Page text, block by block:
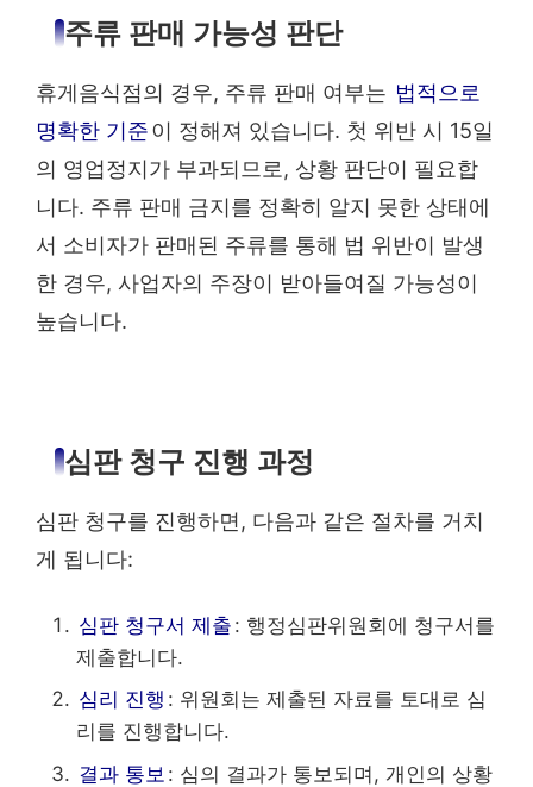
주류 판매 가능성 판단
휴게음식점의 경우, 주류 판매 여부는 법적으로
명확한 기준이 정해져 있습니다. 첫 위반 시 15일
의 영업정지가 부과되므로, 상황 판단이 필요합
니다. 주류 판매 금지를 정확히 알지 못한 상태에
서 소비자가 판매된 주류를 통해 법 위반이 발생
한 경우, 사업자의 주장이 받아들여질 가능성이
높습니다.
심판 청구 진행 과정
심판 청구를 진행하면, 다음과 같은 절차를 거치
게 됩니다:
심판 청구서 제출 : 행정심판위원회에 청구서를
제출합니다.
심리 진행 : 위원회는 제출된 자료를 토대로 심
리를 진행합니다.
결과 통보 : 심의 결과가 통보되며, 개인의 상황